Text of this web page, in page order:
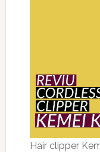
Hair clipper